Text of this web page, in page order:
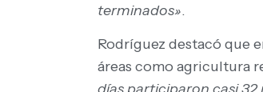
terminados».
Rodríguez destacó que
áreas como agricultura